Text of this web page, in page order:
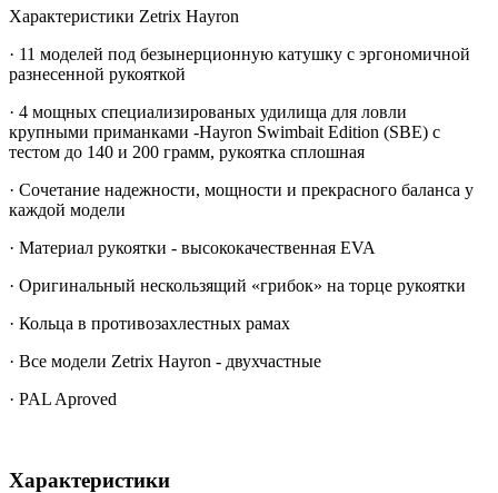
Характеристики Zetrix Hayron
· 11 моделей под безынерционную катушку с эргономичной
разнесенной рукояткой
· 4 мощных специализированых удилища для ловли
крупными приманками -Hayron Swimbait Edition (SBE) с
тестом до 140 и 200 грамм, рукоятка сплошная
· Сочетание надежности, мощности и прекрасного баланса у
каждой модели
· Материал рукоятки - высококачественная EVA
· Оригинальный нескользящий «грибок» на торце рукоятки
· Кольца в противозахлестных рамах
· Все модели Zetrix Hayron - двухчастные
· PAL Aproved
Характеристики